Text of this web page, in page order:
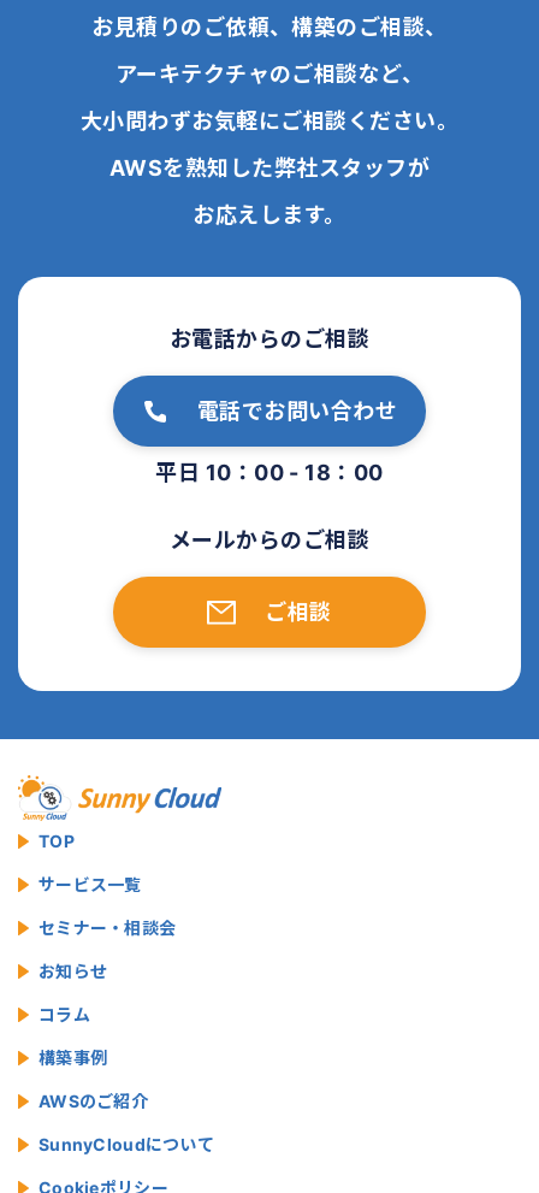
お見積りのご依頼、構築のご相談、
アーキテクチャのご相談など、
大小問わずお気軽にご相談ください。
AWSを熟知した弊社スタッフが
お応えします。
お電話からのご相談
電話でお問い合わせ
平日 10：00 - 18：00
メールからのご相談
ご相談
TOP
サービス一覧
セミナー・相談会
お知らせ
コラム
構築事例
AWSのご紹介
SunnyCloudについて
Cookieポリシー